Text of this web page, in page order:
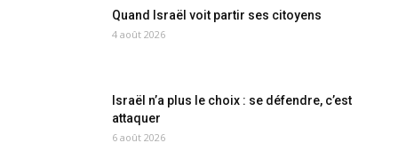
Quand Israël voit partir ses citoyens
4 août 2026
Israël n’a plus le choix : se défendre, c’est
attaquer
6 août 2026